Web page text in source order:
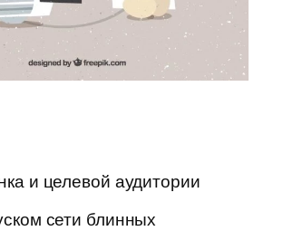
и целевой аудитории
сети блинных